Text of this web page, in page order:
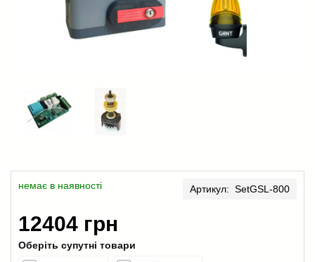
немає в наявності Артикул: SetGSL-800
12404 грн
Оберіть супутні товари